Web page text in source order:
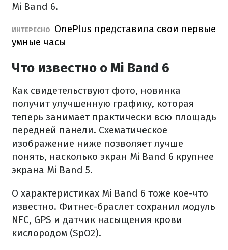
Mi Band 6.
ИНТЕРЕСНО
OnePlus представила свои первые
умные часы
Что известно о Mi Band 6
Как свидетельствуют фото, новинка
получит улучшенную графику, которая
теперь занимает практически всю площадь
передней панели. Схематическое
изображение ниже позволяет лучше
понять, насколько экран Mi Band 6 крупнее
экрана Mi Band 5.
О характеристиках Mi Band 6 тоже кое-что
известно. Фитнес-браслет сохранил модуль
NFC, GPS и датчик насыщения крови
кислородом (SpO2).